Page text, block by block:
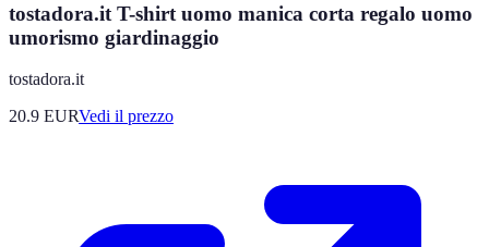
tostadora.it T-shirt uomo manica corta regalo uomo
umorismo giardinaggio
tostadora.it
20.9 EURVedi il prezzo